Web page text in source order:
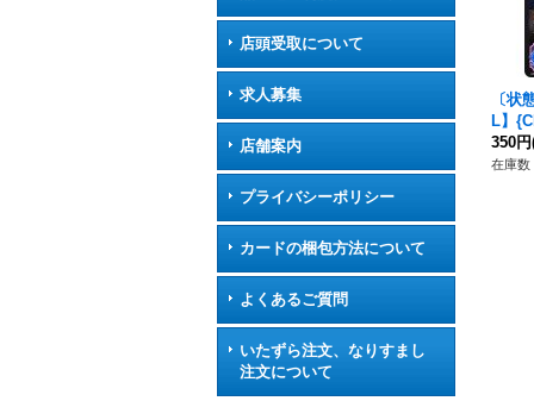
店頭受取について
求人募集
店舗案内
プライバシーポリシー
カードの梱包方法について
よくあるご質問
いたずら注文、なりすまし
注文について
〔状
L】
チ》
350円
在庫数